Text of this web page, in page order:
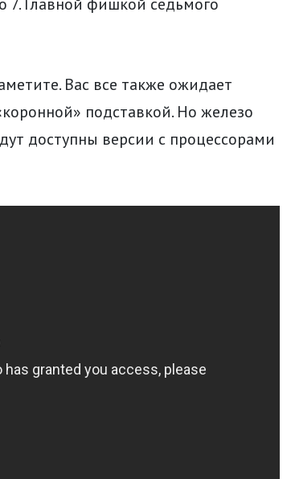
Вас все также ожидает
подставкой. Но железо
доступны версии с процессорами